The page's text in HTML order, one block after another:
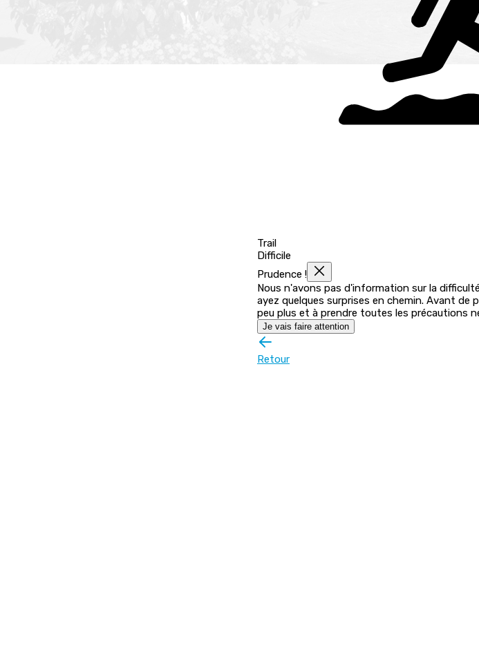
Trail
Difficile
Prudence !
Nous n'avons pas d'information sur la
ayez quelques surprises en chemin. Avant de
peu plus et à prendre toutes les précautions
Je vais faire attention
Retour